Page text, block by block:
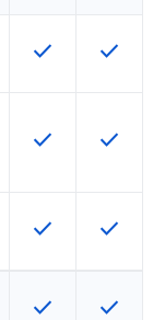
SKU
ร์นี้ใช้ได้กับ SKU
ฟีเจอร์นี้ใช้ได้กับ
check ฟีเจอร์นี้
check
SKU
ร์นี้ใช้ได้กับ SKU
ฟีเจอร์นี้ใช้ได้กับ
check ฟีเจอร์นี้
check
SKU
ร์นี้ใช้ได้กับ SKU
ฟีเจอร์นี้ใช้ได้กับ
check ฟีเจอร์นี้
check
ร์นี้ใช้ได้กับ SKU
ฟีเจอร์นี้ใช้ได้กับ
check ฟีเจอร์นี้
check